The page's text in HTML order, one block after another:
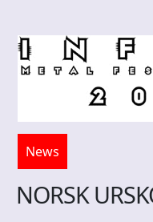
News
NORSK